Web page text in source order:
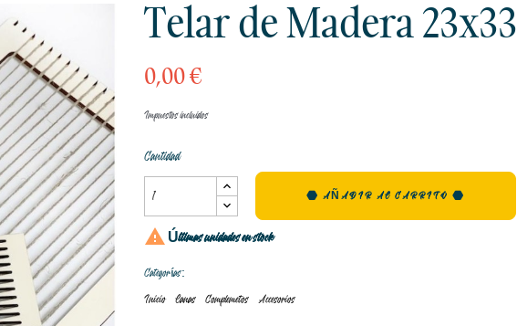
Telar de Madera 23x33
0,00 €
Impuestos incluidos
Cantidad
AÑADIR AL CARRITO
 Últimas unidades en stock
Categorías:
Inicio Lanas Complemetos Accesorios